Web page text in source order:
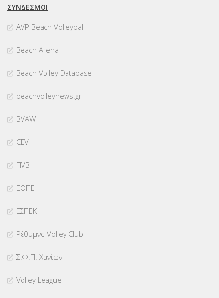
ΣΥΝΔΈΣΜΟΙ
AVP Beach Volleyball
Beach Arena
Beach Volley Database
beachvolleynews.gr
BVAW
CEV
FIVB
ΕΟΠΕ
ΕΣΠΕΚ
Ρέθυμνο Volley Club
Σ.Φ.Π. Χανίων
Volley League